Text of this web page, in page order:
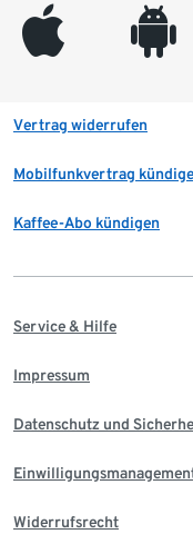
appleinc android
Vertrag widerrufen
Mobilfunkvertrag
Kaffee-Abo kündigen
Service & Hilfe
Impressum
Datenschutz und
Widerrufsrecht